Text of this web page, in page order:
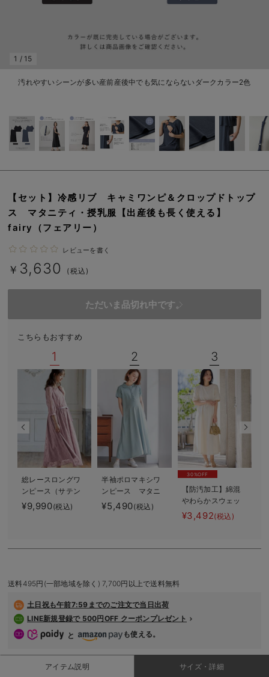
快適機能ウェア特集 トップス
快適機能ウェア特集 パジャマ
erbaviva（エルバビーバ）
ハレの日に着るANGELIEBEのセレモニー
買って正解！高評価レビューアイテム
親子コーデ｜ママとベビーにおすすめ！
便利な育児家電
Gift Selection 出産祝い
入院準備の持ち物チェック
何枚あっても嬉しい
汚れやすいシーンが多い産前産後中でも気にならないダークカラー2色
1 / 15
【セット】冷感リブ キャミワンピ＆クロップドトップ
ス マタニティ・授乳服【出産後も長く使える】
fairy（フェアリー）
レビューを書く
￥ 3,630 (税込)
ただいま品切れ中です。
こちらもおすすめ
1
総レースロングワ
ンピース（サテン
リボンベルト
付） マタニテ
¥9,990(税込)
2
半袖ポロマキシワ
ンピース マタニ
ティ・授乳服【出
産後も長く使え
¥5,490(税込)
3
30%OFF
【防汚加工】綿混
やわらかスウェッ
ト半袖フレアワン
ピース マタニテ
¥3,492(税込)
送料495円(一部地域を除く) 7,700円以上で送料無料
土日祝も午前7:59までのご注文で当日出荷
LINE新規登録で 500円OFF クーポンプレゼント
と
も使える。
アイテム説明 サイズ・詳細